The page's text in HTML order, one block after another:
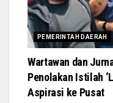
PEMERINTAH DAERAH
Wartawan dan
Penolakan Istilah
Aspirasi ke Pusat